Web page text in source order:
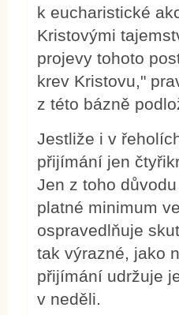
k eucharistické
Kristovými
projevy tohoto
krev Kristovu,"
z této bázně
Jestliže i v
přijímání jen
Jen z toho
platné minimum
ospravedlňuje
tak výrazné, jako
přijímání udržuje
v neděli.